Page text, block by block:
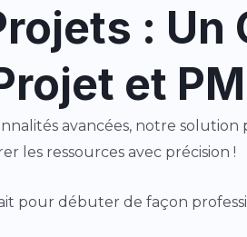
: Un
et
avancées, notre
les ressources avec précision !
pour débuter de façon